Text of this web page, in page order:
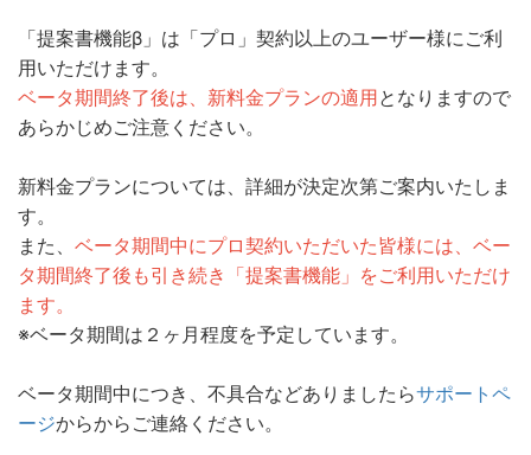
「提案書機能β」は「プロ」契約以上のユーザー様にご利
用いただけます。
ベータ期間終了後は、新料金プランの適用となりますので
あらかじめご注意ください。
新料金プランについては、詳細が決定次第ご案内いたしま
す。
また、 ベータ期間中にプロ契約いただいた皆様には、ベー
タ期間終了後も引き続き「提案書機能」をご利用いただけ
ます。
※ベータ期間は２ヶ月程度を予定しています。
ベータ期間中につき、不具合などありましたらサポートペ
ージからからご連絡ください。